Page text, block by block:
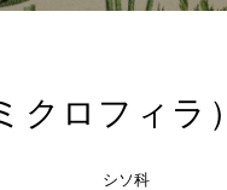
クロフィラ）
シソ科